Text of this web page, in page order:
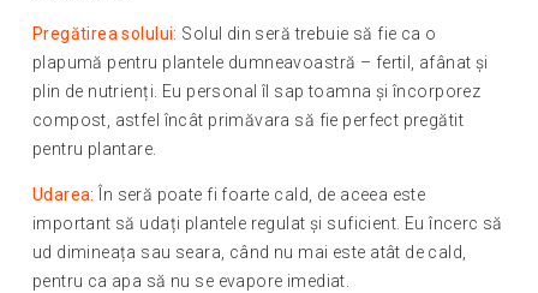
Pregătirea solului: Solul din seră trebuie să fie ca o
plapumă pentru plantele dumneavoastră – fertil, afânat și
plin de nutrienți. Eu personal îl sap toamna și încorporez
compost, astfel încât primăvara să fie perfect pregătit
pentru plantare.
Udarea:
În seră poate fi foarte cald, de aceea este
important să udați plantele regulat și suficient. Eu încerc să
ud dimineața sau seara, când nu mai este atât de cald,
pentru ca apa să nu se evapore imediat.